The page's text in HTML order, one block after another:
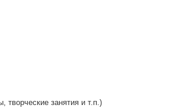
творческие занятия и т.п.)